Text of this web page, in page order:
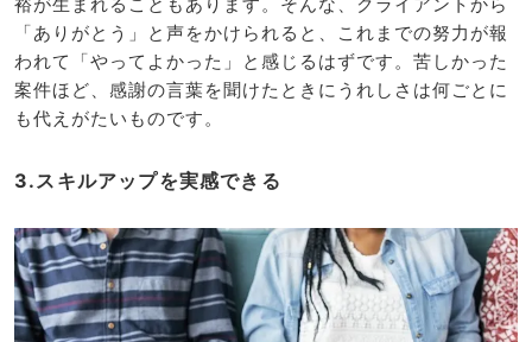
「ありがとう」と声をかけられると、これまでの努力が報
われて「やってよかった」と感じるはずです。苦しかった
案件ほど、感謝の言葉を聞けたときにうれしさは何ごとに
も代えがたいものです。
3.スキルアップを実感できる